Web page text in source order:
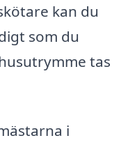
kan du
som du
tas
i